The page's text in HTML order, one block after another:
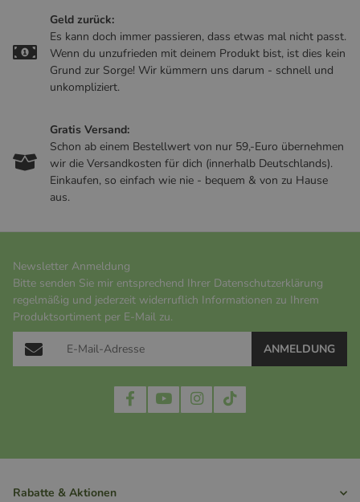
Geld zurück:
Es kann doch immer passieren, dass etwas mal nicht passt.
Wenn du unzufrieden mit deinem Produkt bist, ist dies kein
Grund zur Sorge! Wir kümmern uns darum - schnell und
unkompliziert.
Gratis Versand:
Schon ab einem Bestellwert von nur 59,-Euro übernehmen
wir die Versandkosten für dich (innerhalb Deutschlands).
Einkaufen, so einfach wie nie - bequem & von zu Hause
aus.
Newsletter Anmeldung
Bitte senden Sie mir entsprechend Ihrer Datenschutzerklärung
regelmäßig und jederzeit widerruflich Informationen zu Ihrem
Produktsortiment per E-Mail zu.
ANMELDUNG
Rabatte & Aktionen